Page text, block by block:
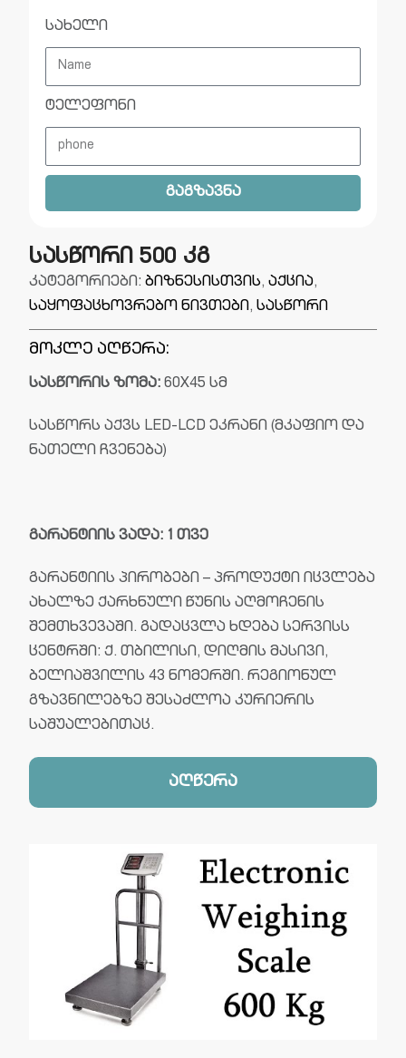
სახელი
ტელეფონი
გაგზავნა
სასწორი 500 კგ
კატეგორიები: ბიზნესისთვის,აქცია,
საყოფაცხოვრებო ნივთები,სასწორი
მოკლე აღწერა:
სასწორის ზომა: 60X45 სმ
სასწორს აქვს LED-LCD ეკრანი (მკაფიო და
ნათელი ჩვენება)
გარანტიის ვადა: 1 თვე
გარანტიის პირობები – პროდუქტი იცვლება
ახალზე ქარხნული წუნის აღმოჩენის
შემთხვევაში. გადაცვლა ხდება სერვისს
ცენტრში: ქ. თბილისი, დიღმის მასივი,
ბელიაშვილის 43 ნომერში. რეგიონულ
გზავნილებზე შესაძლოა კურიერის
საშუალებითაც.
აღწერა